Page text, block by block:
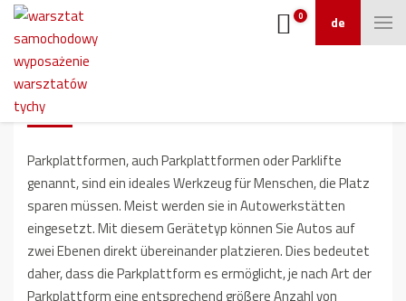
de
0
Parkplattformen
Parkplattformen, auch Parkplattformen oder Parklifte
genannt, sind ein ideales Werkzeug für Menschen, die Platz
sparen müssen. Meist werden sie in Autowerkstätten
eingesetzt. Mit diesem Gerätetyp können Sie Autos auf
zwei Ebenen direkt übereinander platzieren. Dies bedeutet
daher, dass die Parkplattform es ermöglicht, je nach Art der
Parkplattform eine entsprechend größere Anzahl von